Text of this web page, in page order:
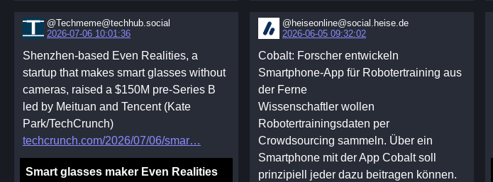
@Techmeme@techhub.social
2026-07-06 10:01:36
Shenzhen-based Even Realities, a
startup that makes smart glasses without
cameras, raised a $150M pre-Series B
led by Meituan and Tencent (Kate
Park/TechCrunch)
techcrunch.com/2026/07/06/smar
Smart glasses maker Even Realities
@heiseonline@social.heise.de
2026-06-05 09:32:02
Cobalt: Forscher entwickeln
Smartphone-App für Robotertraining aus
der Ferne
Wissenschaftler wollen
Robotertrainingsdaten per
Crowdsourcing sammeln. Über ein
Smartphone mit der App Cobalt soll
prinzipiell jeder dazu beitragen können.